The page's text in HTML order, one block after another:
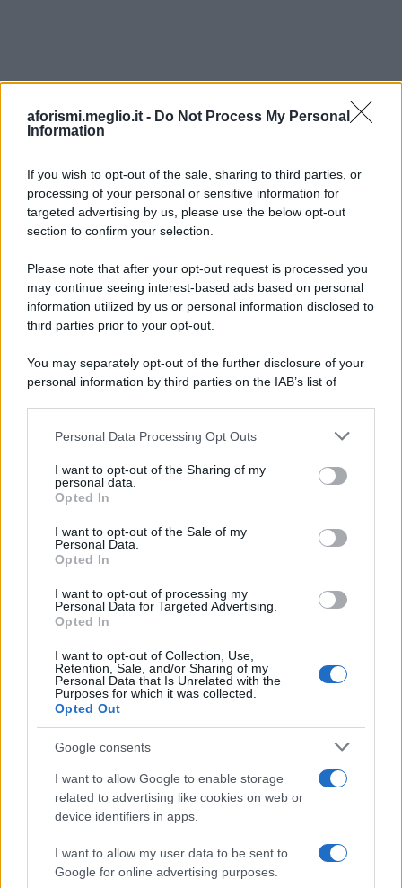
aforismi.meglio.it - Do Not Process My Personal
Information
If you wish to opt-out of the sale, sharing to third parties, or
processing of your personal or sensitive information for
targeted advertising by us, please use the below opt-out
section to confirm your selection.
Please note that after your opt-out request is processed you
may continue seeing interest-based ads based on personal
information utilized by us or personal information disclosed to
third parties prior to your opt-out.
You may separately opt-out of the further disclosure of your
personal information by third parties on the IAB’s list of
This information may also be disclosed by us to third parties
disclose it to other third parties.
Please note that this website/app uses one or more Google
services and may gather and store information including but
not limited to your visit or usage behaviour. You may click to
grant or deny consent to Google and its third-party tags to
consent section.
Personal Data Processing Opt Outs
I want to opt-out of the Sharing of my
personal data.
Opted In
I want to opt-out of the Sale of my
Personal Data.
Opted In
I want to opt-out of processing my
Personal Data for Targeted Advertising.
Opted In
I want to opt-out of Collection, Use,
Retention, Sale, and/or Sharing of my
Personal Data that Is Unrelated with the
Purposes for which it was collected.
Opted Out
Google consents
I want to allow Google to enable storage
related to advertising like cookies on web or
device identifiers in apps.
I want to allow my user data to be sent to
Google for online advertising purposes.
Ricevi LE FRASI PIÙ BELLE via e-mail
E-mail
FRASI
Frasi celebri
Frasi da condividere
Poesie
FILM
Frasi dei film
Frasi film più lette
Incipit dei film